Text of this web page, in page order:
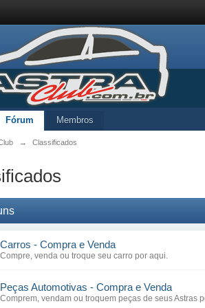
Fórum Membros
→ Classificados
Carros - Compra e Venda
Compre, venda ou troque seu carro por aqui.
Peças Automotivas - Compra e Venda
Comprem, vendam ou troquem peças de seus Astras